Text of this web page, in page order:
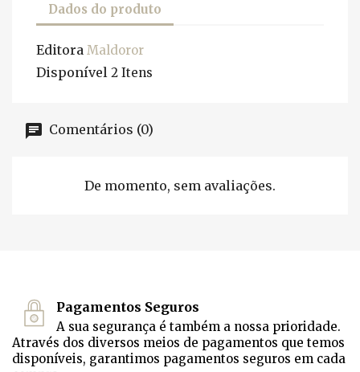
Dados do produto
Editora Maldoror
Disponível 2 Itens
Comentários (0)
De momento, sem avaliações.
Pagamentos Seguros
A sua segurança é também a nossa prioridade.
Através dos diversos meios de pagamentos que temos
disponíveis, garantimos pagamentos seguros em cada